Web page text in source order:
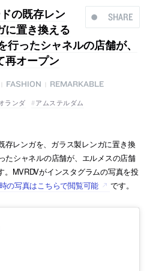
SHARE
の既存レン
に置き換える
ったシャネルの店舗が、
再オープン
FASHION
REMARKABLE
ランダ アムステルダム
存レンガを、ガラス製レンガに置き換
たシャネルの店舗が、エルメスの店舗
。MVRDVがインスタグラムの写真を投
の写真はこちらで閲覧可能 です。